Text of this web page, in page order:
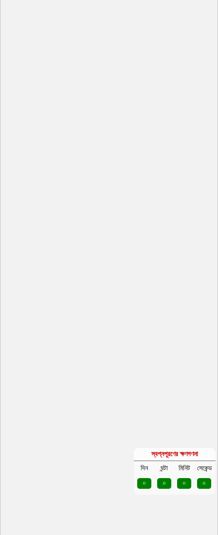
স্বপ্নপূরণের ক্ষণগণনা
দিন
ঘন্টা মিনিট
সেকেন্ড
০
০ ০ ০